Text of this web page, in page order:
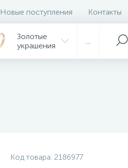
Новые поступления Контакты
Золотые
украшения
Код товара: 2186977